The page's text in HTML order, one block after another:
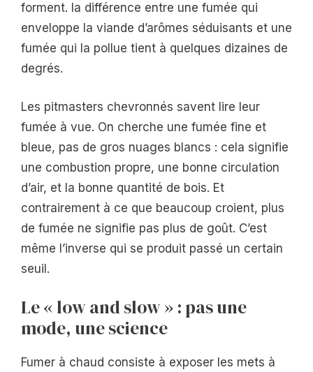
forment. la différence entre une fumée qui
enveloppe la viande d’arômes séduisants et une
fumée qui la pollue tient à quelques dizaines de
degrés.
Les pitmasters chevronnés savent lire leur
fumée à vue. On cherche une fumée fine et
bleue, pas de gros nuages blancs : cela signifie
une combustion propre, une bonne circulation
d’air, et la bonne quantité de bois. Et
contrairement à ce que beaucoup croient, plus
de fumée ne signifie pas plus de goût. C’est
même l’inverse qui se produit passé un certain
seuil.
Le « low and slow » : pas une
mode, une science
Fumer à chaud consiste à exposer les mets à